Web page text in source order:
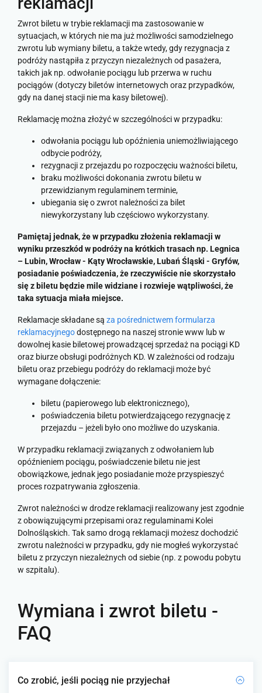
Zwrot biletu w trybie reklamacji ma zastosowanie w
sytuacjach, w których nie ma już możliwości samodzielnego
zwrotu lub wymiany biletu, a także wtedy, gdy rezygnacja z
podróży nastąpiła z przyczyn niezależnych od pasażera,
takich jak np. odwołanie pociągu lub przerwa w ruchu
pociągów (dotyczy biletów internetowych oraz przypadków,
gdy na danej stacji nie ma kasy biletowej).
Reklamację można złożyć w szczególności w przypadku:
odwołania pociągu lub opóźnienia uniemożliwiającego
odbycie podróży,
rezygnacji z przejazdu po rozpoczęciu ważności biletu,
braku możliwości dokonania zwrotu biletu w
przewidzianym regulaminem terminie,
ubiegania się o zwrot należności za bilet
niewykorzystany lub częściowo wykorzystany.
Pamiętaj jednak, że w przypadku złożenia reklamacji w
wyniku przeszkód w podróży na krótkich trasach np. Legnica
– Lubin, Wrocław - Kąty Wrocławskie, Lubań Śląski - Gryfów,
posiadanie poświadczenia, że rzeczywiście nie skorzystało
się z biletu będzie mile widziane i rozwieje wątpliwości, że
taka sytuacja miała miejsce.
Reklamacje składane są za pośrednictwem formularza
reklamacyjnegodostępnego na naszej stronie www lub w
dowolnej kasie biletowej prowadzącej sprzedaż na pociągi KD
oraz biurze obsługi podróżnych KD. W zależności od rodzaju
biletu oraz przebiegu podróży do reklamacji może być
wymagane dołączenie:
biletu (papierowego lub elektronicznego),
poświadczenia biletu potwierdzającego rezygnację z
przejazdu – jeżeli było ono możliwe do uzyskania.
W przypadku reklamacji związanych z odwołaniem lub
opóźnieniem pociągu, poświadczenie biletu nie jest
obowiązkowe, jednak jego posiadanie może przyspieszyć
proces rozpatrywania zgłoszenia.
Zwrot należności w drodze reklamacji realizowany jest zgodnie
z obowiązującymi przepisami oraz regulaminami Kolei
Dolnośląskich. Tak samo drogą reklamacji możesz dochodzić
zwrotu należności w przypadku, gdy nie mogłeś wykorzystać
biletu z przyczyn niezależnych od siebie (np. z powodu pobytu
w szpitalu).
Wymiana i zwrot biletu -
FAQ
Co zrobić, jeśli pociąg nie przyjechał